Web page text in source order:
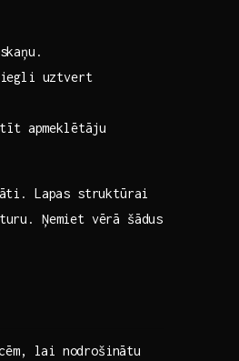
uztvert
apmeklētāju
Lapas struktūrai
Ņemiet vērā šādus
​lai ⁢nodrošinātu